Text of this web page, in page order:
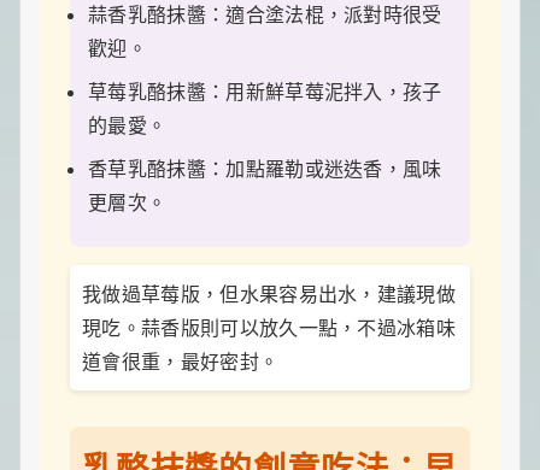
蒜香乳酪抹醬：適合塗法棍，派對時很受
歡迎。
草莓乳酪抹醬：用新鮮草莓泥拌入，孩子
的最愛。
香草乳酪抹醬：加點羅勒或迷迭香，風味
更層次。
我做過草莓版，但水果容易出水，建議現做
現吃。蒜香版則可以放久一點，不過冰箱味
道會很重，最好密封。